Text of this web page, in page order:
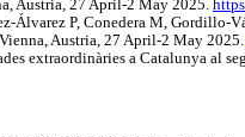
Austria, 27 April-2 May 2025.
Álvarez P, Conedera M, Gordillo-
Austria, 27 April-2 May 2025.
extraordinàries a Catalunya al